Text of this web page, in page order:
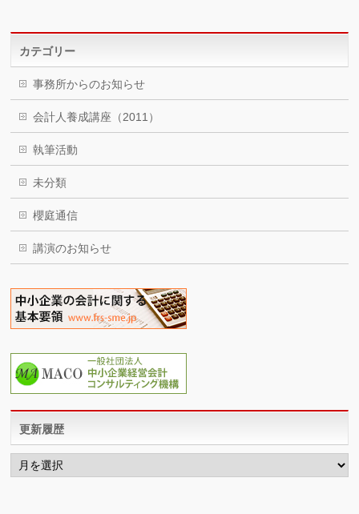
カテゴリー
事務所からのお知らせ
会計人養成講座（2011）
執筆活動
未分類
櫻庭通信
講演のお知らせ
更新履歴
更
新
履